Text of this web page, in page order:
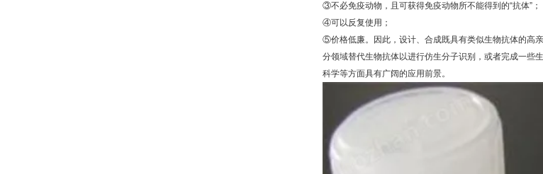
③不必免疫动物，且可获得免疫动物所不能得到的“抗体” ；
④可以反复使用；
⑤价格低廉。因此，设计、合成既具有类似生物抗体的高
分领域替代生物抗体以进行仿生分子识别，或者完成一些
科学等方面具有广阔的应用前景。